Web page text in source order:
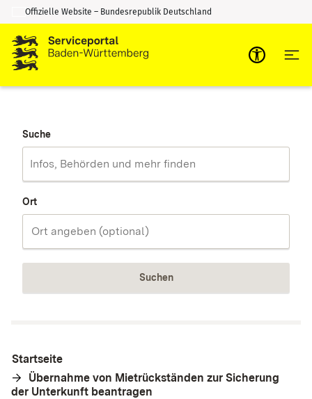
Zum Inhalt springen
Zur Suche springen
Offizielle Website – Bundesrepublik Deutschland
Suche
Ort
Suchen
Startseite
Übernahme von Mietrückständen zur Sicherung
der Unterkunft beantragen